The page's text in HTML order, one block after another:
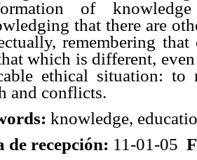
of
that there are
remembering
which is different,
ethical situation: to
and conflicts.
knowledge,
de recepción: 11-01-05